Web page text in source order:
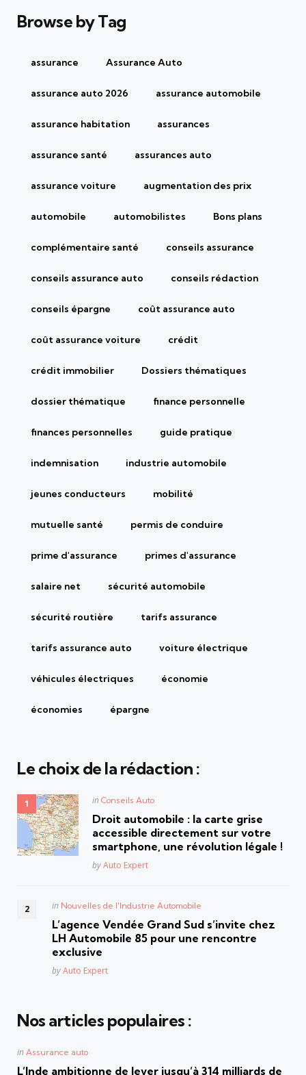
Browse by Tag
assurance Assurance Auto
assurance auto 2026 assurance automobile
assurance habitation assurances
assurance santé assurances auto
assurance voiture augmentation des prix
automobile automobilistes Bons plans
complémentaire santé conseils assurance
conseils assurance auto conseils rédaction
conseils épargne coût assurance auto
coût assurance voiture crédit
crédit immobilier Dossiers thématiques
dossier thématique finance personnelle
finances personnelles guide pratique
indemnisation industrie automobile
jeunes conducteurs mobilité
mutuelle santé permis de conduire
prime d'assurance primes d'assurance
salaire net sécurité automobile
sécurité routière tarifs assurance
tarifs assurance auto voiture électrique
véhicules électriques économie
économies épargne
Le choix de la rédaction :
Posted
in Conseils Auto
Droit automobile : la carte grise
accessible directement sur votre
smartphone, une révolution légale !
Posted
byAuto Expert
Posted
in Nouvelles de l'Industrie Automobile
L’agence Vendée Grand Sud s’invite chez
LH Automobile 85 pour une rencontre
exclusive
Posted
byAuto Expert
Nos articles populaires :
Posted
in Assurance auto
L’Inde ambitionne de lever jusqu’à 314 milliards de